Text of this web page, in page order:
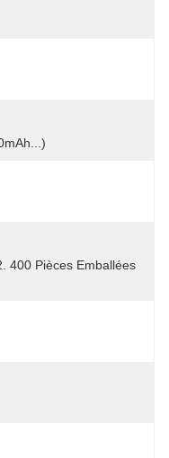
400 Pièces Emballées